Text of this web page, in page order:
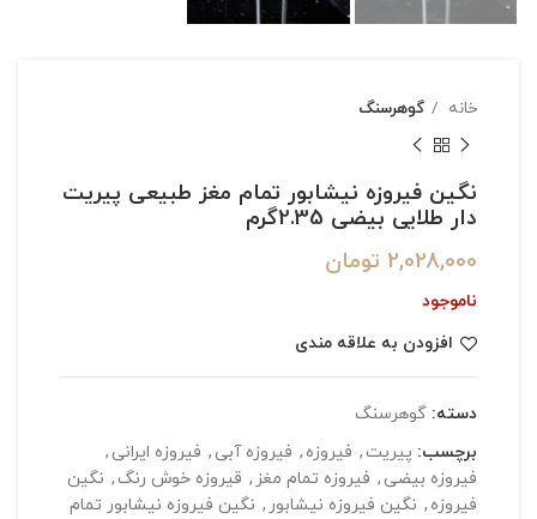
خانه گوهرسنگ
نگین فیروزه نیشابور تمام مغز طبیعی پیریت
دار طلایی بیضی 2.35گرم
2,028,000 تومان
ناموجود
افزودن به علاقه مندی
دسته: گوهرسنگ
برچسب: پیریت , فیروزه , فیروزه آبی , فیروزه ایرانی ,
فیروزه بیضی , فیروزه تمام مغز , قیروزه خوش رنگ , نگین
فیروزه , نگین فیروزه نیشابور , نگین فیروزه نیشابور تمام